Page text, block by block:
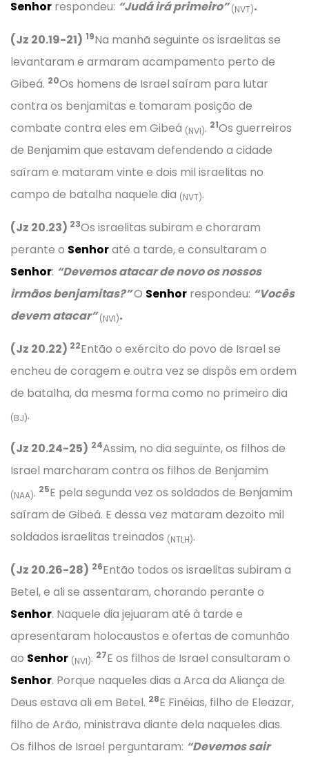
Senhor respondeu: “Judá irá primeiro”(NVT).
(Jz 20.19-21) 19Na manhã seguinte os israelitas se
levantaram e armaram acampamento perto de
Gibeá. 20Os homens de Israel saíram para lutar
contra os benjamitas e tomaram posição de
combate contra eles em Gibeá (NVI). 21Os guerreiros
de Benjamim que estavam defendendo a cidade
saíram e mataram vinte e dois mil israelitas no
campo de batalha naquele dia (NVT).
(Jz 20.23) 23Os israelitas subiram e choraram
perante o Senhoraté a tarde, e consultaram o
Senhor: “Devemos atacar de novo os nossos
irmãos benjamitas?”O Senhor respondeu: “Vocês
devem atacar”(NVI).
(Jz 20.22) 22Então o exército do povo de Israel se
encheu de coragem e outra vez se dispôs em ordem
de batalha, da mesma forma como no primeiro dia
(BJ).
(Jz 20.24-25) 24Assim, no dia seguinte, os filhos de
Israel marcharam contra os filhos de Benjamim
(NAA). 25E pela segunda vez os soldados de Benjamim
saíram de Gibeá. E dessa vez mataram dezoito mil
soldados israelitas treinados (NTLH).
(Jz 20.26-28) 26Então todos os israelitas subiram a
Betel, e ali se assentaram, chorando perante o
Senhor. Naquele dia jejuaram até à tarde e
apresentaram holocaustos e ofertas de comunhão
ao Senhor (NVI). 27E os filhos de Israel consultaram o
Senhor. Porque naqueles dias a Arca da Aliança de
Deus estava ali em Betel. 28E Finéias, filho de Eleazar,
filho de Arão, ministrava diante dela naqueles dias.
Os filhos de Israel perguntaram: “Devemos sair